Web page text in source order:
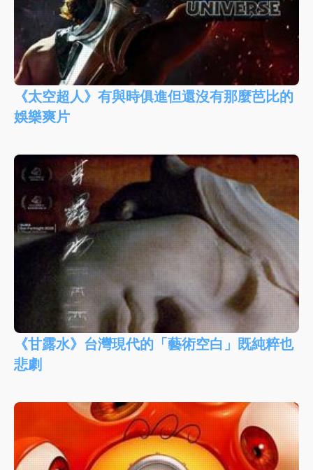
《太空超人》有與時俱進但還沒有那麼芭比的
娛樂爽片
《甘露水》台灣現代的「藝術空白」既純粹也
悲劇